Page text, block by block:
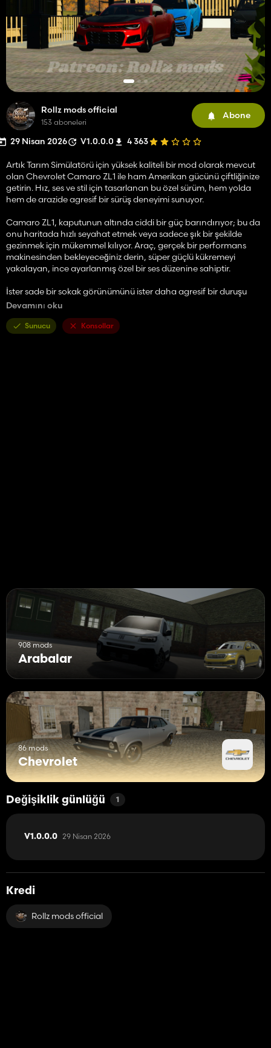
Rollz mods official
153 aboneleri
Abone
29 Nisan 2026 V1.0.0.0 4 363
Artık Tarım Simülatörü için yüksek kaliteli bir mod olarak mevcut
olan Chevrolet Camaro ZL1 ile ham Amerikan gücünü çiftliğinize
getirin. Hız, ses ve stil için tasarlanan bu özel sürüm, hem yolda
hem de arazide agresif bir sürüş deneyimi sunuyor.
Camaro ZL1, kaputunun altında ciddi bir güç barındırıyor; bu da
onu haritada hızlı seyahat etmek veya sadece şık bir şekilde
gezinmek için mükemmel kılıyor. Araç, gerçek bir performans
makinesinden bekleyeceğiniz derin, süper güçlü kükremeyi
yakalayan, ince ayarlanmış özel bir ses düzenine sahiptir.
İster sade bir sokak görünümünü ister daha agresif bir duruşu
tercih edin, kişisel tarzınıza uyum sağlamanıza olanak tanıyan 4
Özellikler:
Devamını oku
Sunucu Konsollar
908 mods
Arabalar
86 mods
Chevrolet
Değişiklik günlüğü 1
V1.0.0.0 29 Nisan 2026
Kredi
Rollz mods official